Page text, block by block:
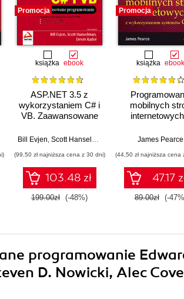
Brian Knight
Eric Giguere
Promocja
książka ebook
ASP.NET 3.5 z
wykorzystaniem C# i
VB. Zaawansowane
Bill Evjen Scott Hanselman Devin Rader
(99,50 zł najniższa cena z 30 dni)
103.48 zł
199.00zł (-48%)
Promocja
książka ebook
mobilnych
systemów
James Pearce
(44,50 zł najniższa cena
47.17
89.00zł (-
programowanie
D. Nowicki, Alec Cove